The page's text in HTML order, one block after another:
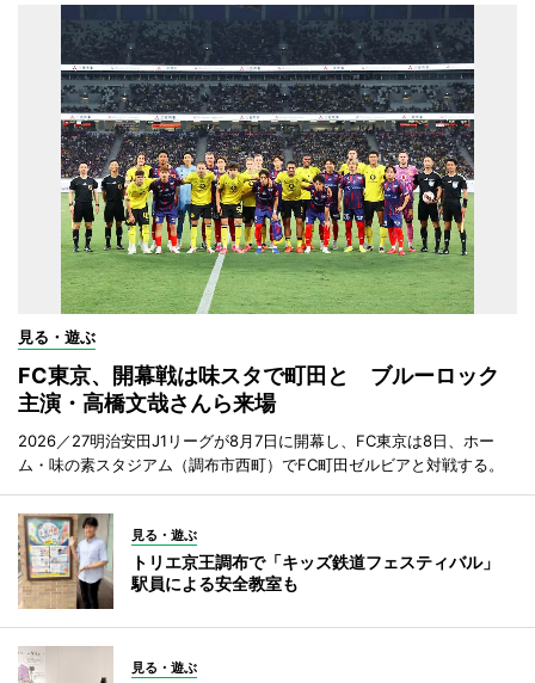
見る・遊ぶ
FC東京、開幕戦は味スタで町田と ブルーロック
主演・高橋文哉さんら来場
2026／27明治安田J1リーグが8月7日に開幕し、FC東京は8日、ホー
ム・味の素スタジアム（調布市西町）でFC町田ゼルビアと対戦する。
見る・遊ぶ
トリエ京王調布で「キッズ鉄道フェスティバル」
駅員による安全教室も
見る・遊ぶ